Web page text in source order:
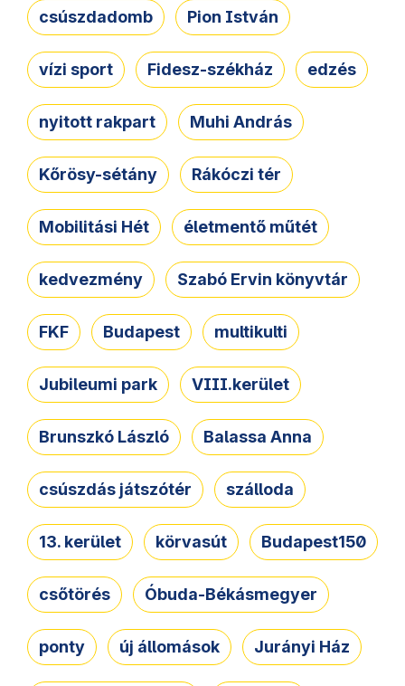
csúszdadomb Pion István
vízi sport Fidesz-székház edzés
nyitott rakpart Muhi András
Kőrösy-sétány Rákóczi tér
Mobilitási Hét életmentő műtét
kedvezmény Szabó Ervin könyvtár
FKF Budapest multikulti
Jubileumi park VIII.kerület
Brunszkó László Balassa Anna
csúszdás játszótér szálloda
13. kerület körvasút Budapest150
csőtörés Óbuda-Békásmegyer
ponty új állomások Jurányi Ház